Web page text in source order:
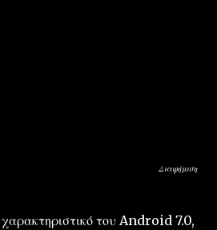
Διαφήμιση
χαρακτηριστικό του Android 7.0,